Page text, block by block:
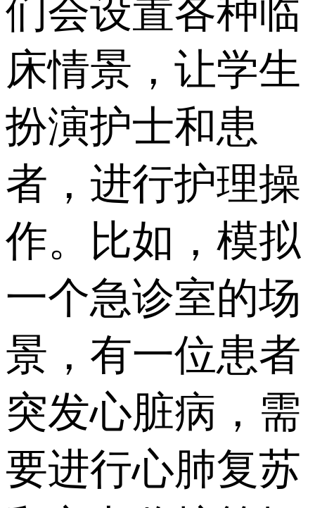
们会设置各种临
床情景，让学生
扮演护士和患
者，进行护理操
作。比如，模拟
一个急诊室的场
景，有一位患者
突发心脏病，需
要进行心肺复苏